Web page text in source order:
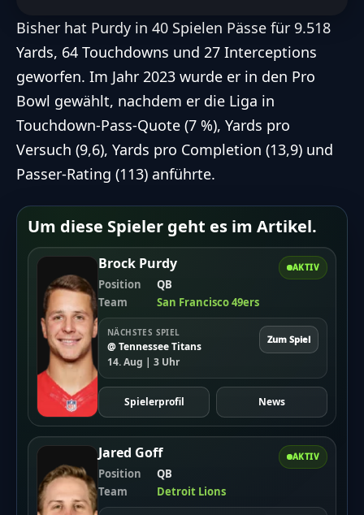
Bisher hat Purdy in 40 Spielen Pässe für 9.518
Yards, 64 Touchdowns und 27 Interceptions
geworfen. Im Jahr 2023 wurde er in den Pro
Bowl gewählt, nachdem er die Liga in
Touchdown-Pass-Quote (7 %), Yards pro
Versuch (9,6), Yards pro Completion (13,9) und
Passer-Rating (113) anführte.
Um diese Spieler geht es im Artikel.
AKTIV
Brock Purdy
Position
QB
Team
San Francisco 49ers
NÄCHSTES SPIEL
@ Tennessee Titans
14. Aug | 3 Uhr
Zum Spiel
Spielerprofil News
AKTIV
Jared Goff
Position
QB
Team
Detroit Lions